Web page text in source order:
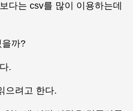
다는 csv를 많이 이용하는데
을까?
.
으려고 한다.